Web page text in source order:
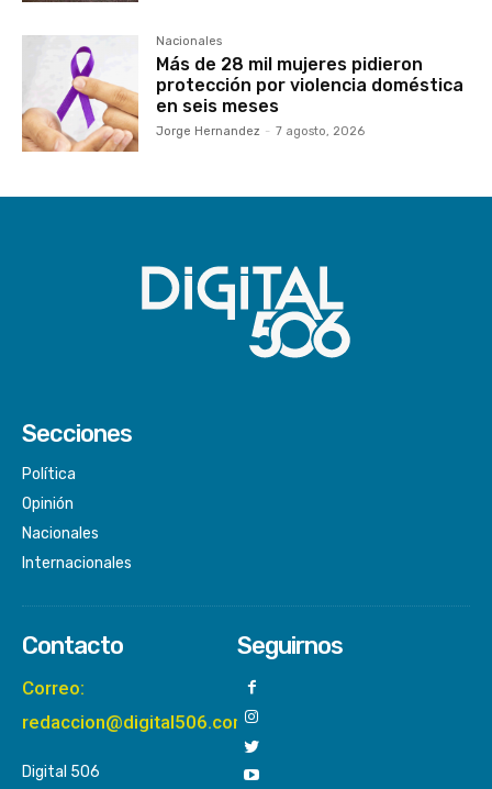
Nacionales
Más de 28 mil mujeres pidieron
protección por violencia doméstica
en seis meses
Jorge Hernandez - 7 agosto, 2026
Secciones
Política
Opinión
Nacionales
Internacionales
Contacto
Correo:
redaccion@digital506.com
Digital 506
Seguirnos